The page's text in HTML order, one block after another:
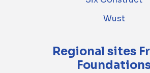
Wust
Regional sites